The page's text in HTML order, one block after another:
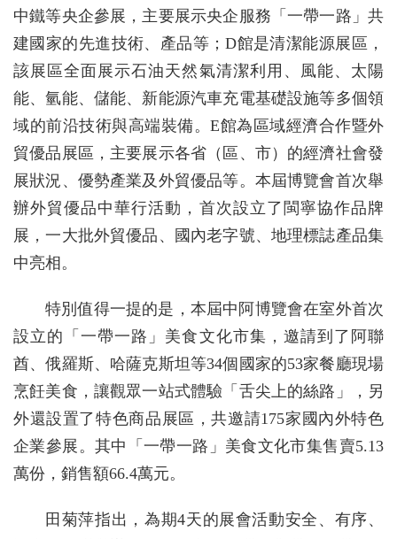
中鐵等央企參展，主要展示央企服務「一帶一路」共
建國家的先進技術、產品等；D館是清潔能源展區，
該展區全面展示石油天然氣清潔利用、風能、太陽
能、氫能、儲能、新能源汽車充電基礎設施等多個領
域的前沿技術與高端裝備。E館為區域經濟合作暨外
貿優品展區，主要展示各省（區、市）的經濟社會發
展狀況、優勢產業及外貿優品等。本屆博覽會首次舉
辦外貿優品中華行活動，首次設立了閩寧協作品牌
展，一大批外貿優品、國內老字號、地理標誌產品集
中亮相。
特別值得一提的是，本屆中阿博覽會在室外首次
設立的「一帶一路」美食文化市集，邀請到了阿聯
酋、俄羅斯、哈薩克斯坦等34個國家的53家餐廳現場
烹飪美食，讓觀眾一站式體驗「舌尖上的絲路」，另
外還設置了特色商品展區，共邀請175家國內外特色
企業參展。其中「一帶一路」美食文化市集售賣5.13
萬份，銷售額66.4萬元。
田菊萍指出，為期4天的展會活動安全、有序、